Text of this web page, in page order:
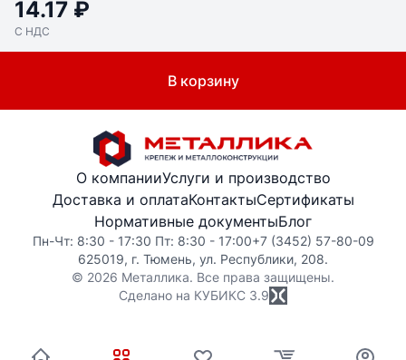
14.17 ₽
С НДС
В корзину
О компанииУслуги и производство
Доставка и оплатаКонтактыСертификаты
Нормативные документыБлог
Пн-Чт: 8:30 - 17:30 Пт: 8:30 - 17:00+7 (3452) 57-80-09
625019, г. Тюмень, ул. Республики, 208.
© 2026 Металлика. Все права защищены.
Сделано на КУБИКС 3.9